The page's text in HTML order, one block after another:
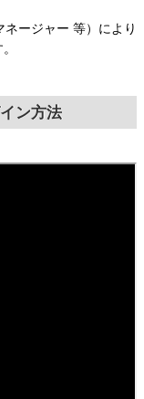
ージャー 等）により
ン方法